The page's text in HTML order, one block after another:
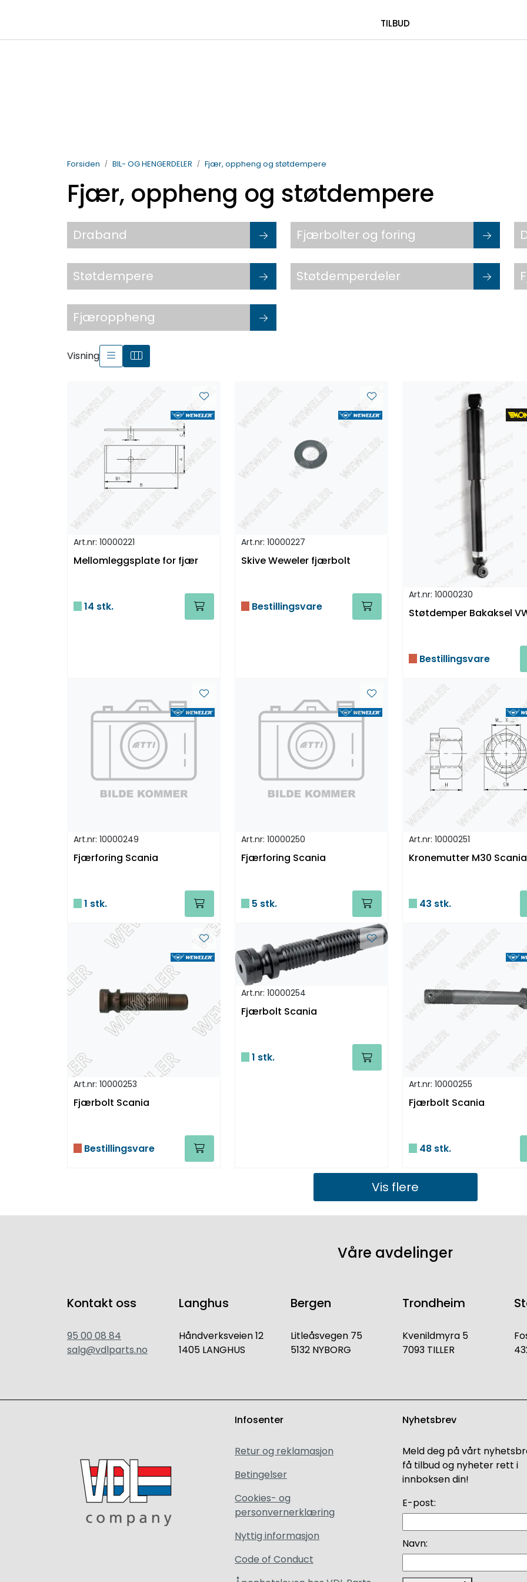
TILBUD
Forsiden BIL- OG HENGERDELER Fjær, oppheng og støtdempere
Fjær, oppheng og støtdempere
Draband Fjærbolter og foring
Støtdempere Støtdemperdeler
Fjæroppheng
Visning
Art.nr: 10000221
Mellomleggsplate for fjær
14 stk.
Art.nr: 10000227
Skive Weweler fjærbolt
Bestillingsvare
Art.nr: 10000230
Støtdemper Bakaksel
Bestillingsvare
Art.nr: 10000249
Fjærforing Scania
1 stk.
Art.nr: 10000250
Fjærforing Scania
5 stk.
Art.nr: 10000251
Kronemutter M30 Scania
43 stk.
Art.nr: 10000253
Fjærbolt Scania
Bestillingsvare
Art.nr: 10000254
Fjærbolt Scania
1 stk.
Art.nr: 10000255
Fjærbolt Scania
48 stk.
Vis flere
Våre avdelinger
Kontakt oss
95 00 08 84
salg@vdlparts.no
Langhus
Håndverksveien 12
1405 LANGHUS
Bergen
Litleåsvegen 75
5132 NYBORG
Trondheim
Kvenildmyra 5
7093 TILLER
Infosenter
Retur og reklamasjon
Betingelser
Cookies- og
personvernerklæring
Nyttig informasjon
Code of Conduct
Nyhetsbrev
Meld deg på vårt
få tilbud og nyheter rett i
innboksen din!
E-post:
Navn: